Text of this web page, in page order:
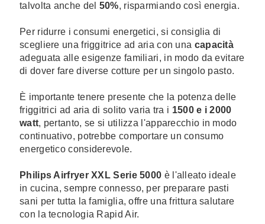
talvolta anche del 50%, risparmiando così energia.
Per ridurre i consumi energetici, si consiglia di
scegliere una friggitrice ad aria con una capacità
adeguata alle esigenze familiari, in modo da evitare
di dover fare diverse cotture per un singolo pasto.
È importante tenere presente che la potenza delle
friggitrici ad aria di solito varia tra i 1500 e i 2000
watt, pertanto, se si utilizza l'apparecchio in modo
continuativo, potrebbe comportare un consumo
energetico considerevole.
Philips Airfryer XXL Serie 5000 è l'alleato ideale
in cucina, sempre connesso, per preparare pasti
sani per tutta la famiglia, offre una frittura salutare
con la tecnologia Rapid Air.